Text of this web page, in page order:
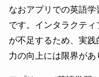
なおアプリでの英語
です。インタラクテ
が不足するため、実
力の向上には限界があ